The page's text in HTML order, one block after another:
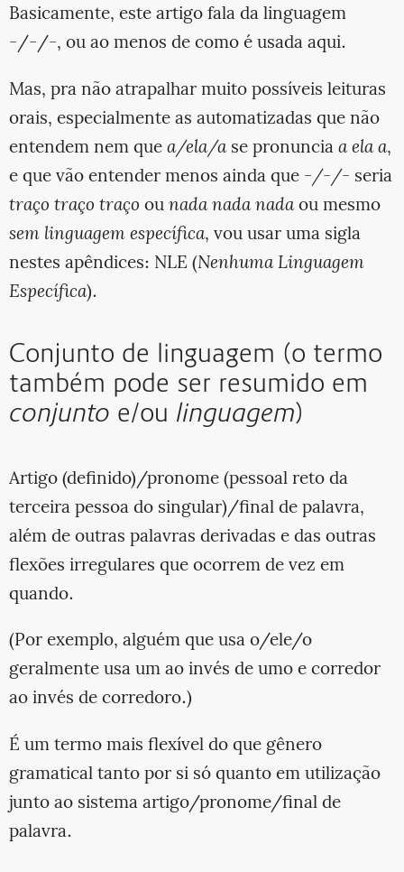
Basicamente, este artigo fala da linguagem
-/-/-, ou ao menos de como é usada aqui.
Mas, pra não atrapalhar muito possíveis leituras
orais, especialmente as automatizadas que não
entendem nem quea/ela/ase pronunciaa ela a,
e que vão entender menos ainda que -/-/- seria
traço traço traço ounada nada nadaou mesmo
sem linguagem específica, vou usar uma sigla
nestes apêndices: NLE (Nenhuma Linguagem
Específica).
Conjunto de linguagem (o termo
também pode ser resumido em
conjunto e/ou linguagem)
Artigo (definido)/pronome (pessoal reto da
terceira pessoa do singular)/final de palavra,
além de outras palavras derivadas e das outras
flexões irregulares que ocorrem de vez em
quando.
(Por exemplo, alguém que usa o/ele/o
geralmente usa um ao invés de umo e corredor
ao invés de corredoro.)
É um termo mais flexível do que gênero
gramatical tanto por si só quanto em utilização
junto ao sistema artigo/pronome/final de
palavra.